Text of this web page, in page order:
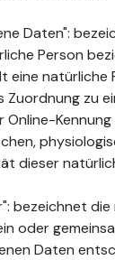
Daten":
Person
eine
zu
dieser
bezeichnet die
oder
Daten